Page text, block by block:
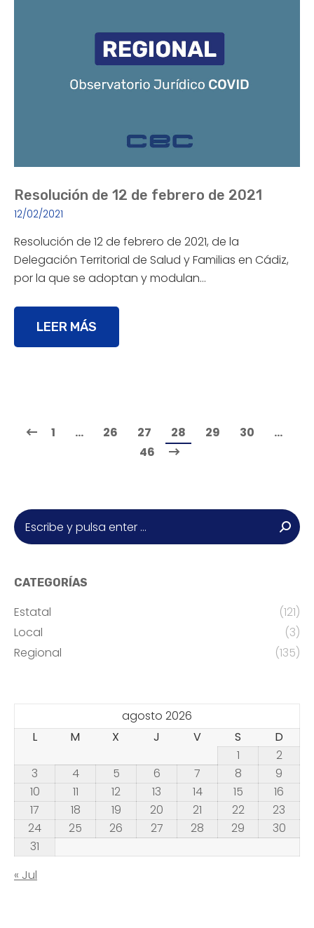
Resolución de 12 de febrero de 2021
12/02/2021
Resolución de 12 de febrero de 2021, de la
Delegación Territorial de Salud y Familias en Cádiz,
por la que se adoptan y modulan…
LEER MÁS
1 … 26 27 28 29 30
…
46
Buscar:
CATEGORÍAS
Estatal
(121)
Local
(3)
Regional
(135)
agosto 2026
L
M X J V S
D
1
2
3
4 5 6 7 8
9
10
11 12 13 14 15
16
17
18 19 20 21 22
23
24
25 26 27 28 29
30
31
« Jul